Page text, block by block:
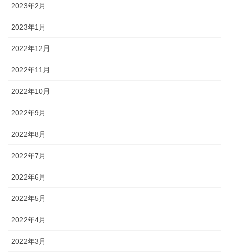
2023年2月
2023年1月
2022年12月
2022年11月
2022年10月
2022年9月
2022年8月
2022年7月
2022年6月
2022年5月
2022年4月
2022年3月